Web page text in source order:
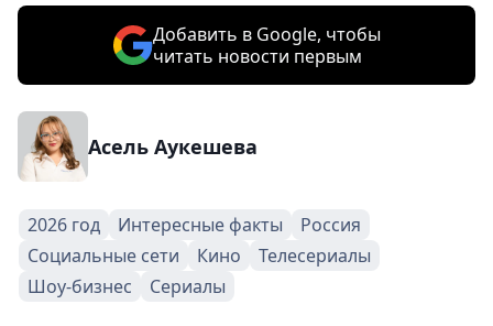
Добавить в Google, чтобы
читать новости первым
Асель Аукешева
2026 год Интересные факты
Россия
Социальные сети
Кино
Телесериалы
Шоу-бизнес
Сериалы